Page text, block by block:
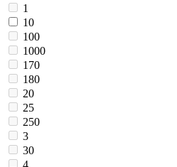
1
10
100
1000
170
180
20
25
250
3
30
4